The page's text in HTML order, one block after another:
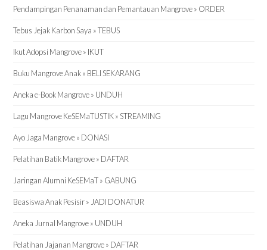
Pendampingan Penanaman dan Pemantauan Mangrove » ORDER
Tebus Jejak Karbon Saya » TEBUS
Ikut Adopsi Mangrove » IKUT
Buku Mangrove Anak » BELI SEKARANG
Aneka e-Book Mangrove » UNDUH
Lagu Mangrove KeSEMaTUSTIK » STREAMING
Ayo Jaga Mangrove » DONASI
Pelatihan Batik Mangrove » DAFTAR
Jaringan Alumni KeSEMaT » GABUNG
Beasiswa Anak Pesisir » JADI DONATUR
Aneka Jurnal Mangrove » UNDUH
Pelatihan Jajanan Mangrove » DAFTAR